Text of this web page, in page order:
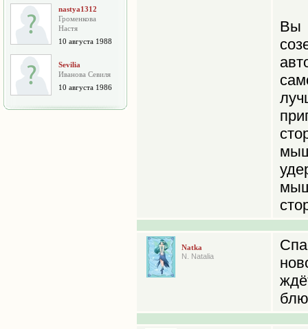
nastya1312
Громенкова
Настя
10 августа 1988
Sevilia
Иванова Севиля
10 августа 1986
Вы
Natka
N. Natalia